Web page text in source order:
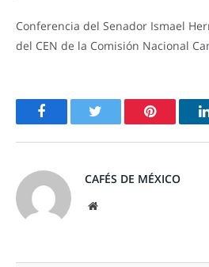
Conferencia del Senador Ismael
del CEN de la Comisión Nacional
Facebook Pinterest
CAFÉS DE MÉXICO
Website